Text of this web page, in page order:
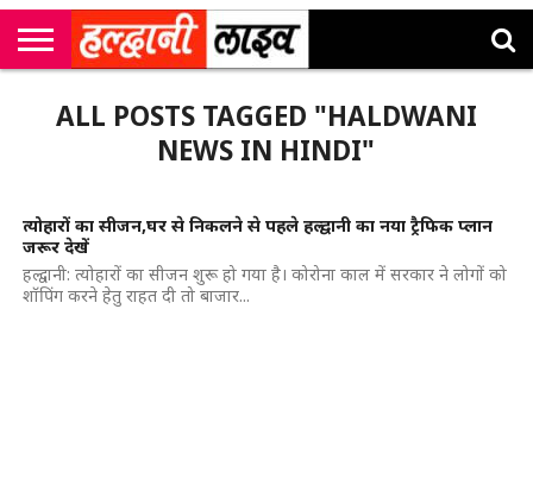
एम
कॉर्नर
उत्तराखंड
न्यूज़
खेल
मनोरंजन
सम्पादकीय
जॉब
अलर्ट्स
ALL POSTS TAGGED "HALDWANI
NEWS IN HINDI"
त्योहारों का सीजन,घर से निकलने से पहले हल्द्वानी का नया ट्रैफिक प्लान
जरूर देखें
हल्द्वानी: त्योहारों का सीजन शुरू हो गया है। कोरोना काल में सरकार ने लोगों को
शॉपिंग करने हेतु राहत दी तो बाजार...